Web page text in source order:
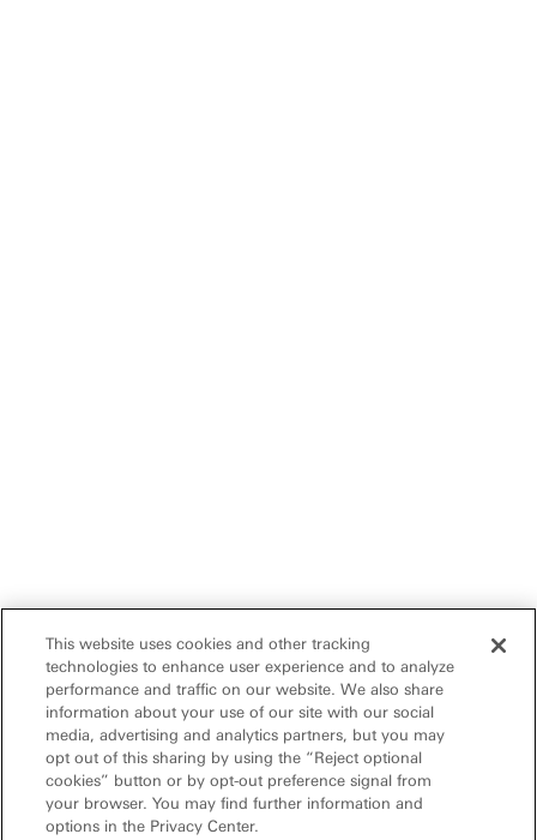
This website uses cookies and other tracking
technologies to enhance user experience and to analyze
performance and traffic on our website. We also share
information about your use of our site with our social
media, advertising and analytics partners, but you may
opt out of this sharing by using the “Reject optional
cookies” button or by opt-out preference signal from
your browser. You may find further information and
options in the Privacy Center.